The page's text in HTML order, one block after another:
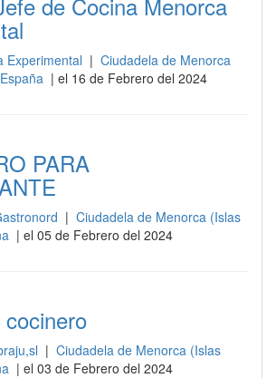
Experimental | Ciudadela de Menorca
| el 16 de Febrero del 2024
PARA
| Ciudadela de Menorca (Islas
| el 05 de Febrero del 2024
| Ciudadela de Menorca (Islas
| el 03 de Febrero del 2024